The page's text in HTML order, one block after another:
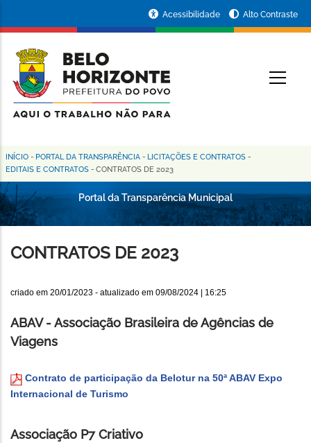
conteúdo
principal
da
Prefeitura
de
Horizonte
Acessibilidade Alto Contraste
Trilha
de
navegação
INÍCIO - PORTAL DA TRANSPARÊNCIA - LICITAÇÕES E CONTRATOS -
EDITAIS E CONTRATOS - CONTRATOS DE 2023
Portal da Transparência Municipal
CONTRATOS DE 2023
criado em 20/01/2023 - atualizado em 09/08/2024 | 16:25
ABAV - Associação Brasileira de Agências de
Viagens
Contrato de participação da Belotur na 50ª ABAV Expo
Internacional de Turismo
Associação P7 Criativo